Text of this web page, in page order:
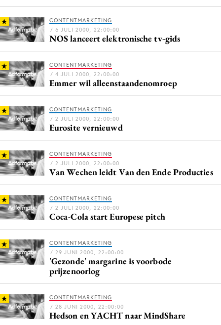
Programmatic
Purpose Marketing
Reputatie & crisis
CONTENTMARKETING
/ 6 JULI 2000, 22:00:00
NOS lanceert elektronische tv-gids
CONTENTMARKETING
/ 4 JULI 2000, 22:00:00
Emmer wil alleenstaandenomroep
CONTENTMARKETING
/ 2 JULI 2000, 22:00:00
Eurosite vernieuwd
CONTENTMARKETING
/ 2 JULI 2000, 22:00:00
Van Wechen leidt Van den Ende Producties
CONTENTMARKETING
/ 2 JULI 2000, 22:00:00
Coca-Cola start Europese pitch
CONTENTMARKETING
/ 29 JUNI 2000, 22:00:00
'Gezonde' margarine is voorbode
prijzenoorlog
CONTENTMARKETING
/ 28 JUNI 2000, 22:00:00
Hedson en YACHT naar MindShare